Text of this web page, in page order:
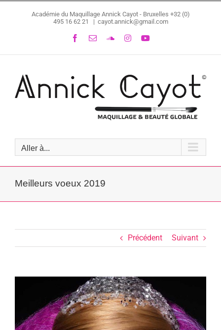
Passer
Académie du Maquillage Annick Cayot - Bruxelles +32 (0)
495 16 62 21
| cayot.annick@gmail.com
Facebook
EmailSoundCloud
InstagramYouTube
Aller à...
Meilleurs voeux 2019
Précédent Suivant